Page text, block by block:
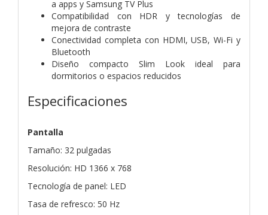
a apps y Samsung TV Plus
Compatibilidad con HDR y tecnologías de
mejora de contraste
Conectividad completa con HDMI, USB, Wi-Fi y
Bluetooth
Diseño compacto Slim Look ideal para
dormitorios o espacios reducidos
Especificaciones
Pantalla
Tamaño: 32 pulgadas
Resolución: HD 1366 x 768
Tecnología de panel: LED
Tasa de refresco: 50 Hz